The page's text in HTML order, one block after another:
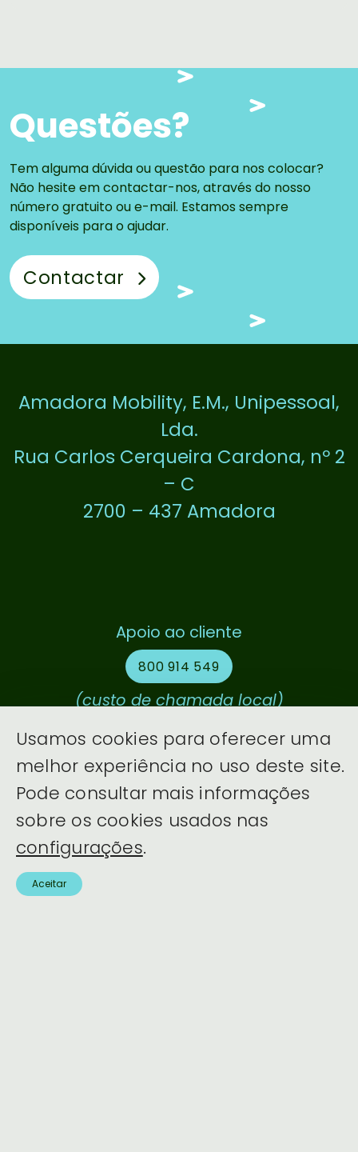
Questões?
Tem alguma dúvida ou questão para nos colocar?
Não hesite em contactar-nos, através do nosso
número gratuito ou e-mail. Estamos sempre
disponíveis para o ajudar.
Contactar
Amadora Mobility, E.M., Unipessoal,
Lda.
Rua Carlos Cerqueira Cardona, nº 2
– C
2700 – 437 Amadora
Apoio ao cliente
800 914 549
(custo de chamada local)
Mais contactos
Dísticos
Onde Estacionar
Usamos cookies para oferecer uma
melhor experiência no uso deste site.
Pode consultar mais informações
sobre os cookies usados nas
configurações.
Aceitar